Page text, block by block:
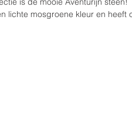
lichte mosgroene kleur en heeft